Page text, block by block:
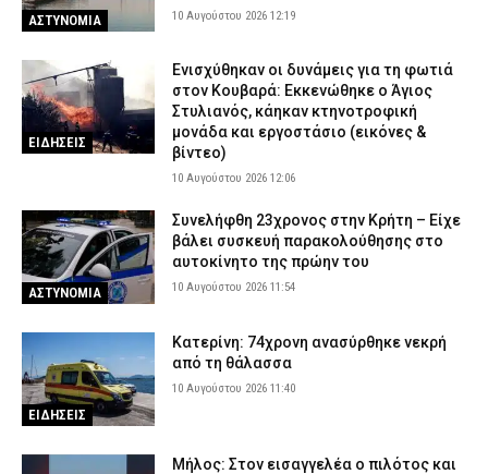
ΑΣΤΥΝΟΜΙΑ 10 Αυγούστου 2026 12:19
ΕΙΔΗΣΕΙΣ
Ενισχύθηκαν οι δυνάμεις για τη φωτιά
στον Κουβαρά: Εκκενώθηκε ο Άγιος
Στυλιανός, κάηκαν κτηνοτροφική
μονάδα και εργοστάσιο (εικόνες &
βίντεο)
10 Αυγούστου 2026 12:06
ΑΣΤΥΝΟΜΙΑ
Συνελήφθη 23χρονος στην Κρήτη – Είχε
βάλει συσκευή παρακολούθησης στο
αυτοκίνητο της πρώην του
10 Αυγούστου 2026 11:54
ΕΙΔΗΣΕΙΣ
Κατερίνη: 74χρονη ανασύρθηκε νεκρή
από τη θάλασσα
10 Αυγούστου 2026 11:40
Μήλος: Στον εισαγγελέα ο πιλότος και